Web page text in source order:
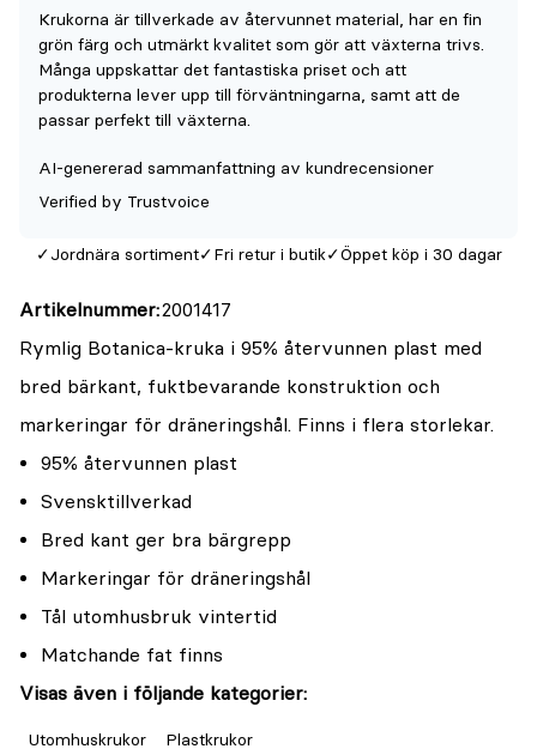
för
denna
produkt
Krukorna är tillverkade av återvunnet material, har en fin
grön färg och utmärkt kvalitet som gör att växterna trivs.
Många uppskattar det fantastiska priset och att
produkterna lever upp till förväntningarna, samt att de
passar perfekt till växterna.
AI-genererad sammanfattning av kundrecensioner
Verified by Trustvoice
Jordnära sortiment Fri retur i butik Öppet köp i 30 dagar
Artikelnummer 2001417
Rymlig Botanica-kruka i 95% återvunnen plast med
bred bärkant, fuktbevarande konstruktion och
markeringar för dräneringshål. Finns i flera storlekar.
95% återvunnen plast
Svensktillverkad
Bred kant ger bra bärgrepp
Markeringar för dräneringshål
Tål utomhusbruk vintertid
Matchande fat finns
Visas även i följande kategorier:
Utomhuskrukor Plastkrukor